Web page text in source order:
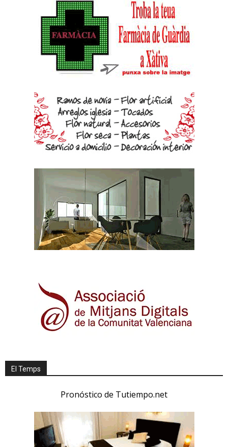
El Temps
Pronóstico de Tutiempo.net